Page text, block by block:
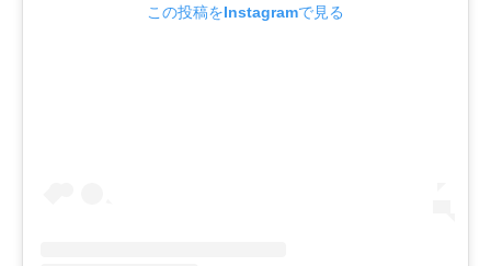
この投稿をInstagramで見る